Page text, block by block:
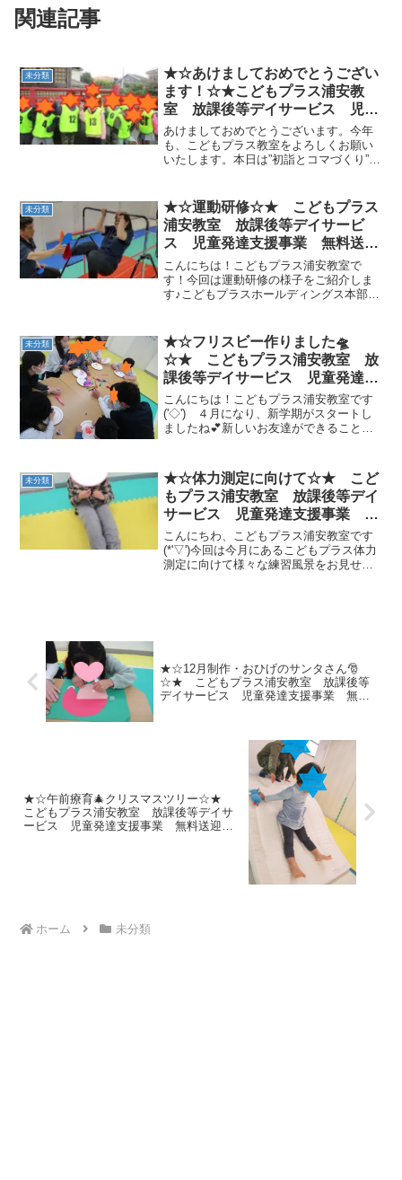
関連記事
未分類
★☆あけましておめでとうござい
ます！☆★こどもプラス浦安教
室 放課後等デイサービス 児童
発達支援事業 無料送迎 江戸川
区 葛西 浦安市 発達障がい
運動療育 放デイ 児発
あけましておめでとうございます。今年
も、こどもプラス教室をよろしくお願い
いたします。本日は”初詣とコマづくり”を
影 ～～ コマづくりの風景 ～ ～
コマ完成！ ...
未分類
★☆運動研修☆★ こどもプラス
浦安教室 放課後等デイサービ
ス 児童発達支援事業 無料送
迎 江戸川区 葛西 浦安市 発
達障がい 運動療育 放デイ 児
発 ADHD 自閉症
こんにちは！こどもプラス浦安教室で
す！今回は運動研修の様子をご紹介しま
す♪こどもプラスホールディングス本部の
方などを教えていただきました！こちら
はとび箱！！マークを置く...
未分類
★☆フリスビー作りました🛸
☆★ こどもプラス浦安教室 放
課後等デイサービス 児童発達支
援事業 無料送迎 江戸川区 葛
西 浦安市 発達障がい 運動療
育 放デイ 児発 ADHD 自閉
こんにちは！こどもプラス浦安教室です
('◇')ゞ４月になり、新学期がスタートし
ましたね💕新しいお友達ができることで
フェスで、オリジナルフリスビーを作り
ました☆彡材料は、...
未分類
★☆体力測定に向けて☆★ こど
もプラス浦安教室 放課後等デイ
サービス 児童発達支援事業 無
料送迎 江戸川区 葛西 浦安
市 発達障がい 運動療育 放デ
イ 児発 ADHD 自閉症
こんにちわ、こどもプラス浦安教室です
(*'▽')今回は今月にあるこどもプラス体力
測定に向けて様々な練習風景をお見せし
★☆12月制作・おひげのサンタさん🎅
☆★ こどもプラス浦安教室 放課後等
デイサービス 児童発達支援事業 無料
★☆午前療育🎄クリスマスツリー☆★
こどもプラス浦安教室 放課後等デイサ
ービス 児童発達支援事業 無料送迎
ホーム 未分類